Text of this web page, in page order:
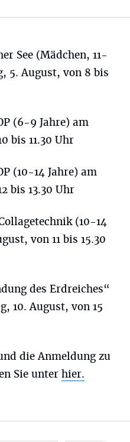
See (Mädchen, 11-
5. August, von 8 bis
(6-9 Jahre) am
bis 11.30 Uhr
(10-14 Jahre) am
bis 13.30 Uhr
(10-14
von 11 bis 15.30
des Erdreiches“
10. August, von 15
die Anmeldung zu
Sie unter hier.